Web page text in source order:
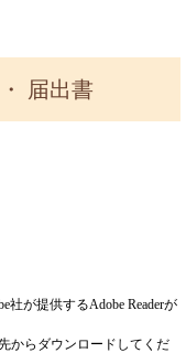
届出書
が提供するAdobe Readerが
からダウンロードしてくだ